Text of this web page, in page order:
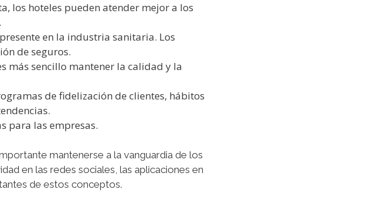
los hoteles pueden atender mejor a los
en la industria sanitaria. Los
de seguros.
más sencillo mantener la calidad y la
de fidelización de clientes, hábitos
para las empresas.
mantenerse a la vanguardia de los
en las redes sociales, las aplicaciones en
de estos conceptos.